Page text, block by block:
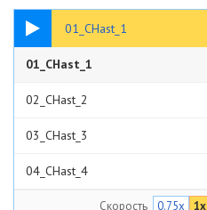
01_CHast_1
32:43
01_CHast_1
02_CHast_2
03_CHast_3
04_CHast_4
Скорость 0.75x 1x